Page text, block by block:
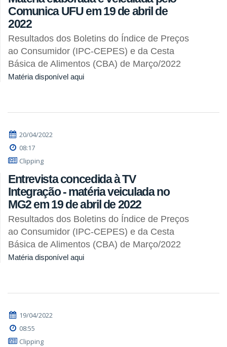
Comunica UFU em 19 de abril de
2022
Resultados dos Boletins do Índice de Preços
ao Consumidor (IPC-CEPES) e da Cesta
Básica de Alimentos (CBA) de Março/2022
Matéria disponível aqui
20/04/2022
08:17
Clipping
Entrevista concedida à TV
Integração - matéria veiculada no
MG2 em 19 de abril de 2022
Resultados dos Boletins do Índice de Preços
ao Consumidor (IPC-CEPES) e da Cesta
Básica de Alimentos (CBA) de Março/2022
Matéria disponível aqui
19/04/2022
08:55
Clipping